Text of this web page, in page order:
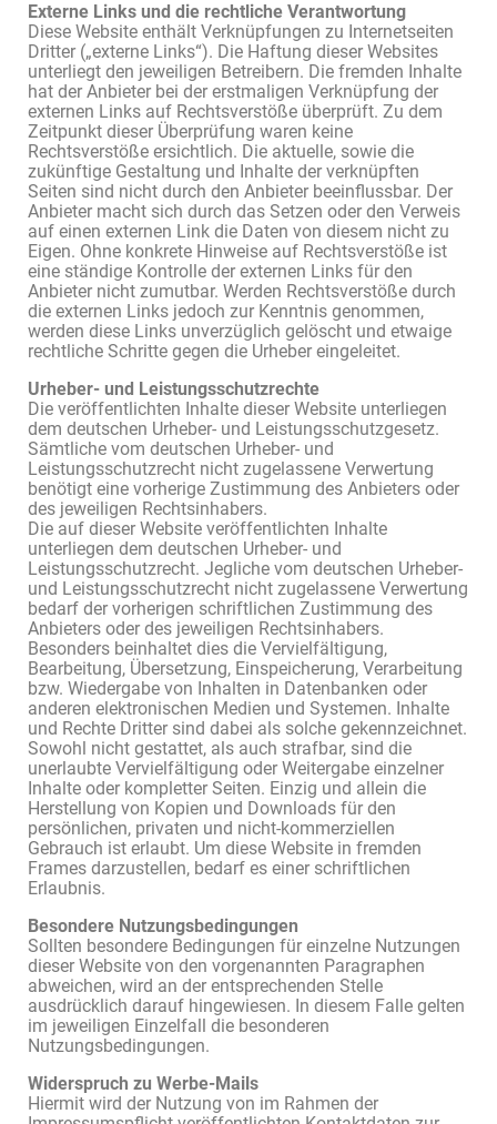
Externe Links und die rechtliche Verantwortung
Diese Website enthält Verknüpfungen zu Internetseiten
Dritter („externe Links“). Die Haftung dieser Websites
unterliegt den jeweiligen Betreibern. Die fremden Inhalte
hat der Anbieter bei der erstmaligen Verknüpfung der
externen Links auf Rechtsverstöße überprüft. Zu dem
Zeitpunkt dieser Überprüfung waren keine
Rechtsverstöße ersichtlich. Die aktuelle, sowie die
zukünftige Gestaltung und Inhalte der verknüpften
Seiten sind nicht durch den Anbieter beeinflussbar. Der
Anbieter macht sich durch das Setzen oder den Verweis
auf einen externen Link die Daten von diesem nicht zu
Eigen. Ohne konkrete Hinweise auf Rechtsverstöße ist
eine ständige Kontrolle der externen Links für den
Anbieter nicht zumutbar. Werden Rechtsverstöße durch
die externen Links jedoch zur Kenntnis genommen,
werden diese Links unverzüglich gelöscht und etwaige
rechtliche Schritte gegen die Urheber eingeleitet.
Urheber- und Leistungsschutzrechte
Die veröffentlichten Inhalte dieser Website unterliegen
dem deutschen Urheber- und Leistungsschutzgesetz.
Sämtliche vom deutschen Urheber- und
Leistungsschutzrecht nicht zugelassene Verwertung
benötigt eine vorherige Zustimmung des Anbieters oder
des jeweiligen Rechtsinhabers.
Die auf dieser Website veröffentlichten Inhalte
unterliegen dem deutschen Urheber- und
Leistungsschutzrecht. Jegliche vom deutschen Urheber-
und Leistungsschutzrecht nicht zugelassene Verwertung
bedarf der vorherigen schriftlichen Zustimmung des
Anbieters oder des jeweiligen Rechtsinhabers.
Besonders beinhaltet dies die Vervielfältigung,
Bearbeitung, Übersetzung, Einspeicherung, Verarbeitung
bzw. Wiedergabe von Inhalten in Datenbanken oder
anderen elektronischen Medien und Systemen. Inhalte
und Rechte Dritter sind dabei als solche gekennzeichnet.
Sowohl nicht gestattet, als auch strafbar, sind die
unerlaubte Vervielfältigung oder Weitergabe einzelner
Inhalte oder kompletter Seiten. Einzig und allein die
Herstellung von Kopien und Downloads für den
persönlichen, privaten und nicht-kommerziellen
Gebrauch ist erlaubt. Um diese Website in fremden
Frames darzustellen, bedarf es einer schriftlichen
Erlaubnis.
Besondere Nutzungsbedingungen
Sollten besondere Bedingungen für einzelne Nutzungen
dieser Website von den vorgenannten Paragraphen
abweichen, wird an der entsprechenden Stelle
ausdrücklich darauf hingewiesen. In diesem Falle gelten
im jeweiligen Einzelfall die besonderen
Nutzungsbedingungen.
Widerspruch zu Werbe-Mails
Hiermit wird der Nutzung von im Rahmen der